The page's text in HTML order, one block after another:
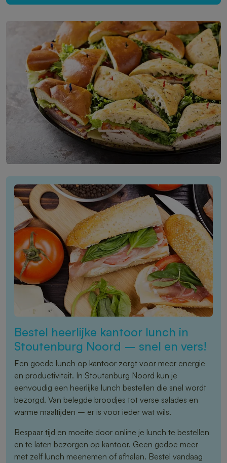
Bestel heerlijke kantoor lunch in
Stoutenburg Noord – snel en vers!
Een goede lunch op kantoor zorgt voor meer energie
en productiviteit. In Stoutenburg Noord kun je
eenvoudig een heerlijke lunch bestellen die snel wordt
bezorgd. Van belegde broodjes tot verse salades en
warme maaltijden – er is voor ieder wat wils.
Bespaar tijd en moeite door online je lunch te bestellen
en te laten bezorgen op kantoor. Geen gedoe meer
met zelf lunch meenemen of afhalen. Bestel vandaag